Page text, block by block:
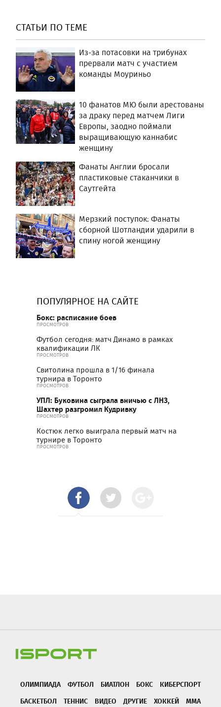
СТАТЬИ ПО ТЕМЕ
Из-за потасовки на трибунах
прервали матч с участием
команды Моуриньо
10 фанатов МЮ были арестованы
за драку перед матчем Лиги
Европы, заодно поймали
выращивающую каннабис
женщину
Фанаты Англии бросали
пластиковые стаканчики в
Саутгейта
Мерзкий поступок: Фанаты
сборной Шотландии ударили в
спину ногой женщину
ПОПУЛЯРНОЕ НА САЙТЕ
Бокс: расписание боев
ПРОСМОТРОВ
Футбол сегодня: матч Динамо в рамках
квалификации ЛК
ПРОСМОТРОВ
Свитолина прошла в 1/16 финала
турнира в Торонто
ПРОСМОТРОВ
УПЛ: Буковина сыграла вничью с ЛНЗ,
Шахтер разгромил Кудривку
ПРОСМОТРОВ
Костюк легко выиграла первый матч на
турнире в Торонто
ПРОСМОТРОВ
ОЛИМПИАДА ФУТБОЛ БИАТЛОН БОКС
КИБЕРСПОРТ
БАСКЕТБОЛ
ТЕННИС ВИДЕО ДРУГИЕ ХОККЕЙ
ММА